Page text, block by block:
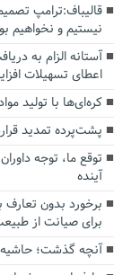
قالیباف:ترامپ
نیستیم و نخواهیم
اعطای تسهیلات
کره‌ای‌ها با تولید
پشت‌پرده تمدید
توقع ما، توجه
آینده
برخورد بدون
برای صیانت از
آنچه گذشت؛